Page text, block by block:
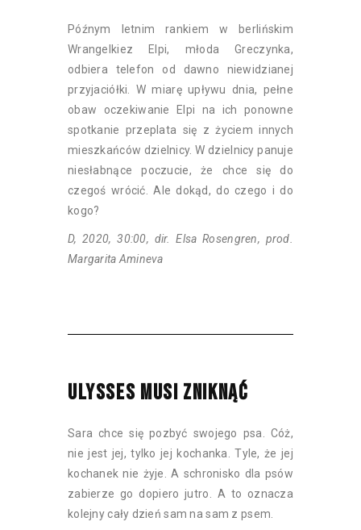
Późnym letnim rankiem w berlińskim
Wrangelkiez Elpi, młoda Greczynka,
odbiera telefon od dawno niewidzianej
przyjaciółki. W miarę upływu dnia, pełne
obaw oczekiwanie Elpi na ich ponowne
spotkanie przeplata się z życiem innych
mieszkańców dzielnicy. W dzielnicy panuje
niesłabnące poczucie, że chce się do
czegoś wrócić. Ale dokąd, do czego i do
kogo?
D, 2020, 30:00, dir. Elsa Rosengren, prod.
Margarita Amineva
ULYSSES MUSI ZNIKNĄĆ
Sara chce się pozbyć swojego psa. Cóż,
nie jest jej, tylko jej kochanka. Tyle, że jej
kochanek nie żyje. A schronisko dla psów
zabierze go dopiero jutro. A to oznacza
kolejny cały dzień sam na sam z psem.